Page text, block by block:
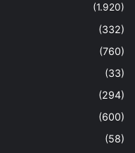
(1.920)
(332)
(760)
(33)
(294)
(600)
(58)